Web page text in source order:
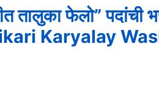
तालुका फेलो” पदांची
Karyalay